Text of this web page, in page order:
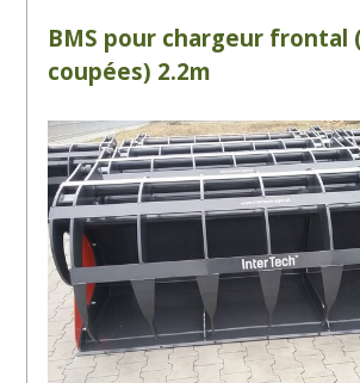
BMS pour chargeur frontal
coupées) 2.2m